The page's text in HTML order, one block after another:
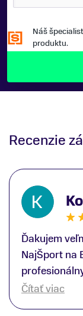
Náš
produktu.
Recenzie
Ďakujem
NajŠport na
ďakujem
Čítať viac